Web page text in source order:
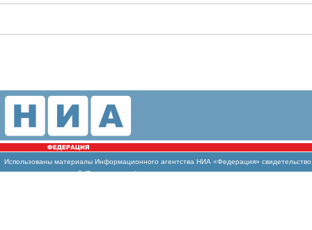
Использованы материалы Информационного агентства НИА «Федерация»
массовых коммуникаций (Роскомнадзор)